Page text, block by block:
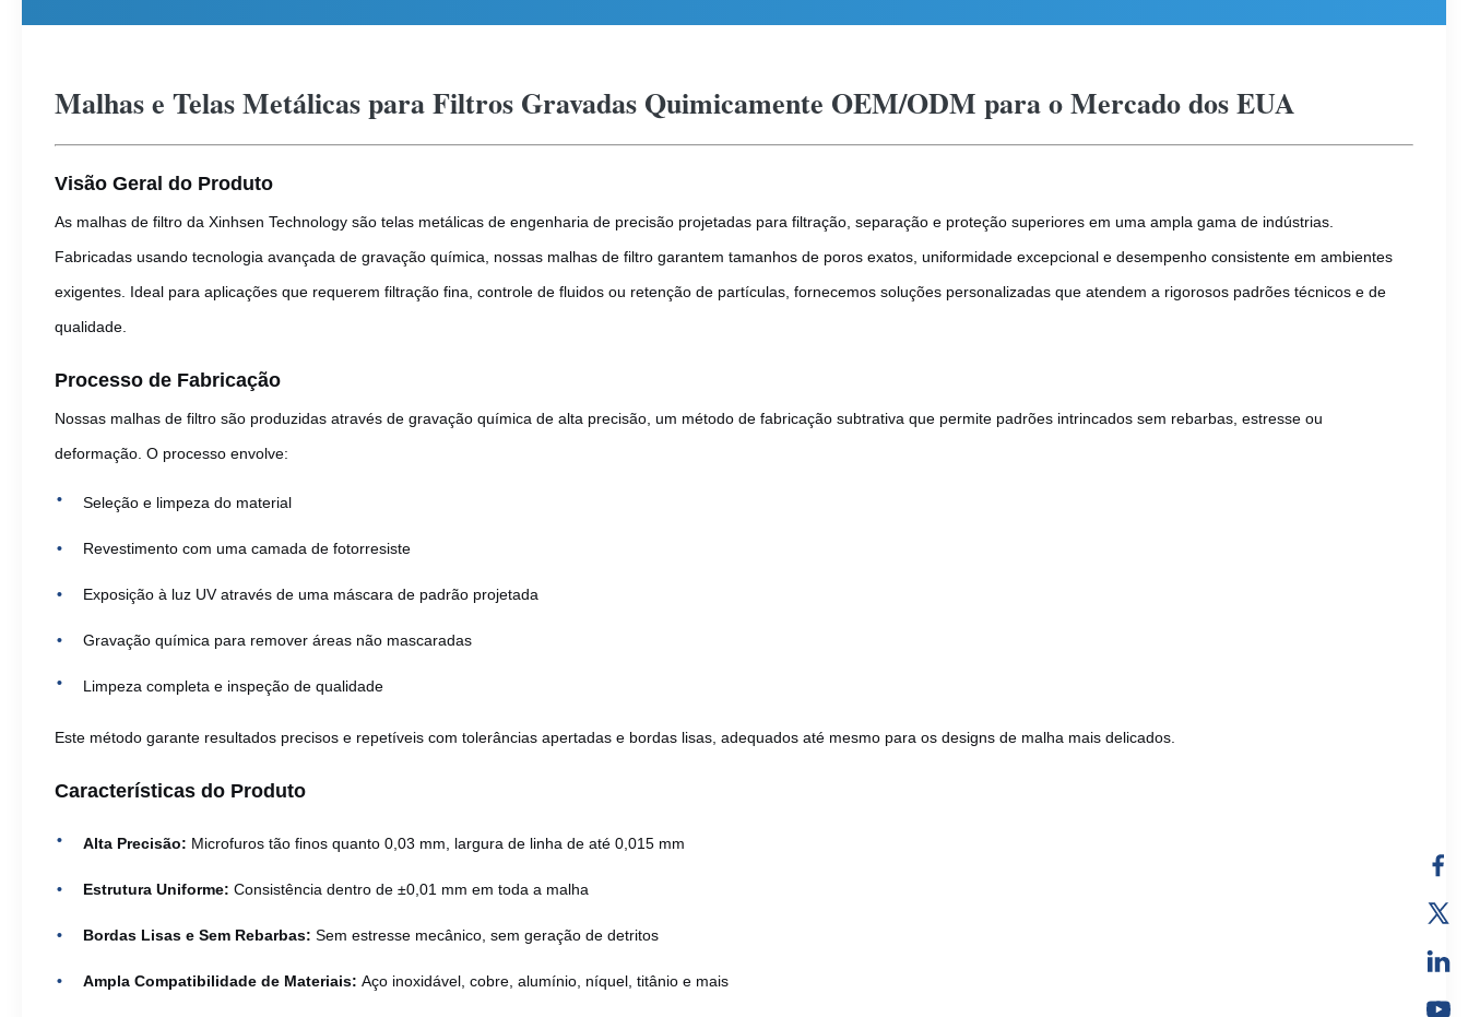
Malhas e Telas Metálicas para Filtros Gravadas Quimicamente OEM/ODM para o Mercado dos EUA
Visão Geral do Produto
As malhas de filtro da Xinhsen Technology são telas metálicas de engenharia de precisão projetadas para filtração, separação e proteção superiores em uma ampla gama de indústrias.
Fabricadas usando tecnologia avançada de gravação química, nossas malhas de filtro garantem tamanhos de poros exatos, uniformidade excepcional e desempenho consistente em ambientes
exigentes. Ideal para aplicações que requerem filtração fina, controle de fluidos ou retenção de partículas, fornecemos soluções personalizadas que atendem a rigorosos padrões técnicos e de
qualidade.
Processo de Fabricação
Nossas malhas de filtro são produzidas através de gravação química de alta precisão, um método de fabricação subtrativa que permite padrões intrincados sem rebarbas, estresse ou
deformação. O processo envolve:
Seleção e limpeza do material
Revestimento com uma camada de fotorresiste
Exposição à luz UV através de uma máscara de padrão projetada
Gravação química para remover áreas não mascaradas
Limpeza completa e inspeção de qualidade
Este método garante resultados precisos e repetíveis com tolerâncias apertadas e bordas lisas, adequados até mesmo para os designs de malha mais delicados.
Características do Produto
Alta Precisão: Microfuros tão finos quanto 0,03 mm, largura de linha de até 0,015 mm
Estrutura Uniforme: Consistência dentro de ±0,01 mm em toda a malha
Bordas Lisas e Sem Rebarbas: Sem estresse mecânico, sem geração de detritos
Ampla Compatibilidade de Materiais: Aço inoxidável, cobre, alumínio, níquel, titânio e mais